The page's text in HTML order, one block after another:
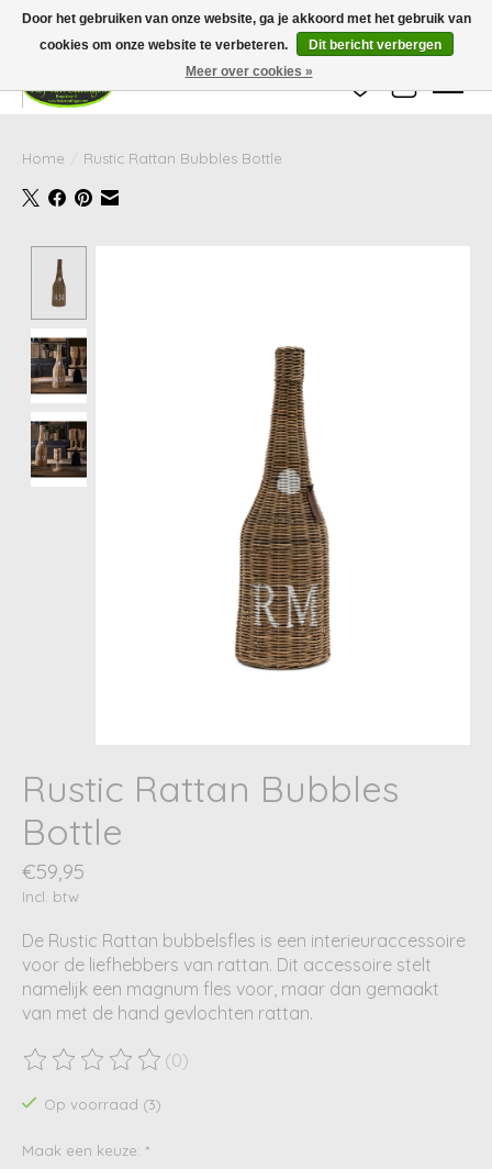
Wij zijn gesloten van 24 december tot en met 25 januari. Houd er rekening mee
dat de levertijd van uw bestelling in deze periode langer kan zijn dan
gebruikelijk.
Verlanglijst
Home Rustic Rattan Bubbles Bottle
Rustic Rattan Bubbles
Bottle
€59,95
Incl. btw
De Rustic Rattan bubbelsfles is een interieuraccessoire
voor de liefhebbers van rattan. Dit accessoire stelt
namelijk een magnum fles voor, maar dan gemaakt
van met de hand gevlochten rattan.
De beoordeling van dit product is
(0)
Op voorraad (3)
Maak een keuze: *
Door het gebruiken van onze website, ga je akkoord met het gebruik van
cookies om onze website te verbeteren.
Dit bericht verbergen
Meer over cookies »